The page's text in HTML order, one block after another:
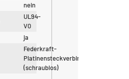
nein
UL94-
V0
ja
Federkraft-
Platinensteckverbinder
(schraublos)